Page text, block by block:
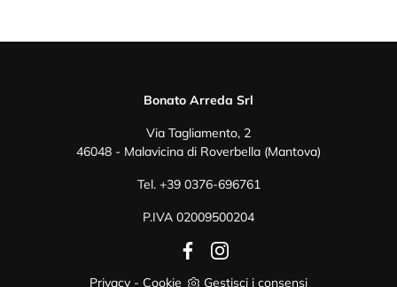
Bonato Arreda Srl
Via Tagliamento, 2
46048 - Malavicina di Roverbella (Mantova)
Tel. +39 0376-696761
P.IVA 02009500204
Privacy - Cookie Gestisci i consensi